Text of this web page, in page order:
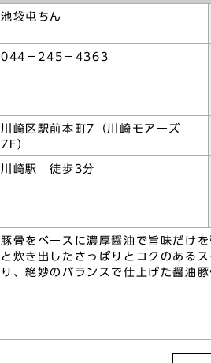
池袋屯ちん
044－245－4363
川崎区駅前本町7（川崎モアーズ
7F）
川崎駅 徒歩3分
豚骨をベースに濃厚醤油で旨味だけ
と炊き出したさっぱりとコクのある
り、絶妙のバランスで仕上げた醤油豚